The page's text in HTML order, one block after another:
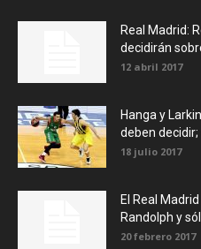
Real Madrid:
decidirán
12 abril 2017
Hanga y
deben decidir;
18 julio 2017
El Real
Randolph y
20 febrero 2017